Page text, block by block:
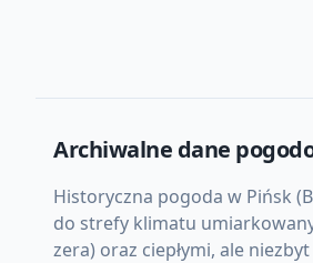
Archiwalne dane
Historyczna pogoda w Pińsk
do strefy klimatu
zera) oraz ciepłymi, ale